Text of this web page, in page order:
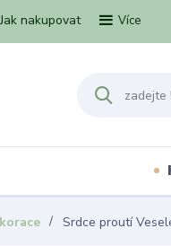
Jak nakupovat Více
Srdce proutí